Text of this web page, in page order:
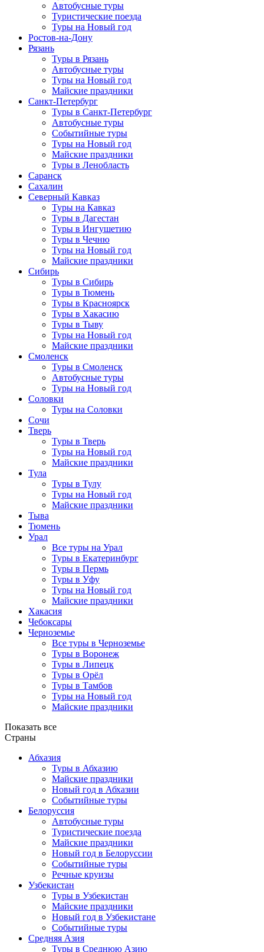
Автобусные туры
Туристические поезда
Туры на Новый год
Ростов-на-Дону
Рязань
Туры в Рязань
Автобусные туры
Туры на Новый год
Майские праздники
Санкт-Петербург
Туры в Санкт-Петербург
Автобусные туры
Событийные туры
Туры на Новый год
Майские праздники
Туры в Ленобласть
Саранск
Сахалин
Северный Кавказ
Туры на Кавказ
Туры в Дагестан
Туры в Ингушетию
Туры в Чечню
Туры на Новый год
Майские праздники
Сибирь
Туры в Сибирь
Туры в Тюмень
Туры в Красноярск
Туры в Хакасию
Туры в Тыву
Туры на Новый год
Майские праздники
Смоленск
Туры в Смоленск
Автобусные туры
Туры на Новый год
Соловки
Туры на Соловки
Сочи
Тверь
Туры в Тверь
Туры на Новый год
Майские праздники
Тула
Туры в Тулу
Туры на Новый год
Майские праздники
Тыва
Тюмень
Урал
Все туры на Урал
Туры в Екатеринбург
Туры в Пермь
Туры в Уфу
Туры на Новый год
Майские праздники
Хакасия
Чебоксары
Черноземье
Все туры в Черноземье
Туры в Воронеж
Туры в Липецк
Туры в Орёл
Туры в Тамбов
Туры на Новый год
Майские праздники
Показать все
Страны
Абхазия
Туры в Абхазию
Майские праздники
Новый год в Абхазии
Событийные туры
Белоруссия
Автобусные туры
Туристические поезда
Майские праздники
Новый год в Белоруссии
Событийные туры
Речные круизы
Узбекистан
Туры в Узбекистан
Майские праздники
Новый год в Узбекистане
Событийные туры
Средняя Азия
Туры в Среднюю Азию